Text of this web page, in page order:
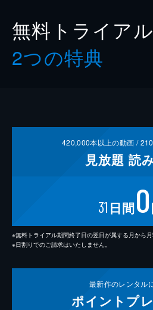
無料トライア
2つの特典
420,000本以上の動画 /210
見放題 読
31 日間0
※無料トライアル期間終了日の翌日が属する月から月
※日割りでのご請求はいたしません。
最新作のレンタル
ポイント プ